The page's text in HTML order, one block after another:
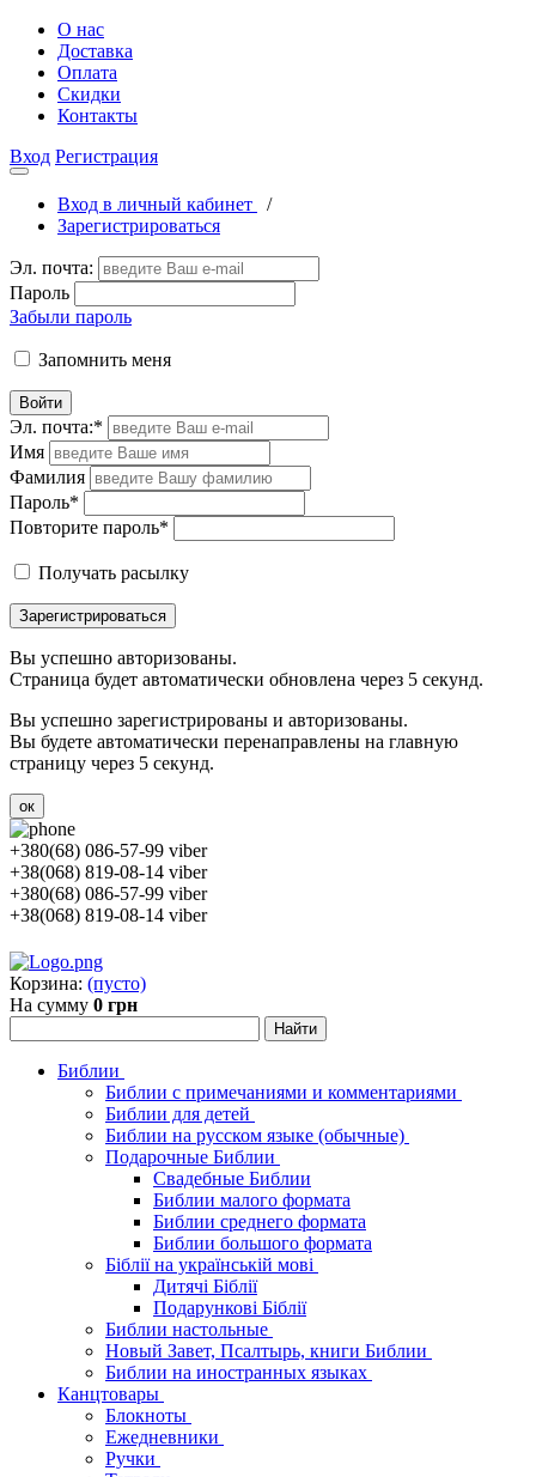
О нас
Доставка
Оплата
Скидки
Контакты
Вход Регистрация
Вход в личный кабинет
/
Зарегистрироваться
Эл. почта:
Пароль
Забыли пароль
Запомнить меня
Войти
Эл. почта:*
Имя
Фамилия
Пароль*
Повторите пароль*
Получать расылку
Зарегистрироваться
Вы успешно авторизованы.
Страница будет автоматически обновлена через 5 секунд.
Вы успешно зарегистрированы и авторизованы.
Вы будете автоматически перенаправлены на главную
страницу через 5 секунд.
ок
+380(68) 086-57-99 viber
+38(068) 819-08-14 viber
+380(68) 086-57-99 viber
+38(068) 819-08-14 viber
Корзина: (пусто)
На сумму 0 грн
Библии
Библии с примечаниями и комментариями
Библии для детей
Библии на русском языке (обычные)
Подарочные Библии
Свадебные Библии
Библии малого формата
Библии среднего формата
Библии большого формата
Біблії на українській мові
Дитячі Біблії
Подарункові Біблії
Библии настольные
Новый Завет, Псалтырь, книги Библии
Библии на иностранных языках
Канцтовары
Блокноты
Ежедневники
Ручки